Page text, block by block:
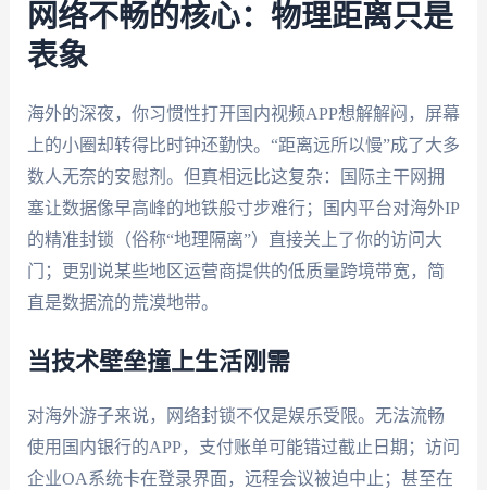
网络不畅的核心：物理距离只是
表象
海外的深夜，你习惯性打开国内视频APP想解解闷，屏幕
上的小圈却转得比时钟还勤快。“距离远所以慢”成了大多
数人无奈的安慰剂。但真相远比这复杂：国际主干网拥
塞让数据像早高峰的地铁般寸步难行；国内平台对海外IP
的精准封锁（俗称“地理隔离”）直接关上了你的访问大
门；更别说某些地区运营商提供的低质量跨境带宽，简
直是数据流的荒漠地带。
当技术壁垒撞上生活刚需
对海外游子来说，网络封锁不仅是娱乐受限。无法流畅
使用国内银行的APP，支付账单可能错过截止日期；访问
企业OA系统卡在登录界面，远程会议被迫中止；甚至在